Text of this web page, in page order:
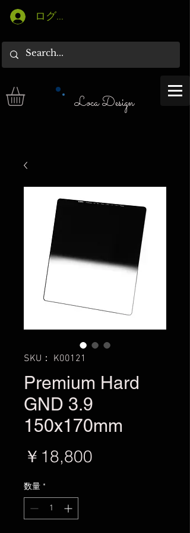
ログイン
Loca Design
SKU： K00121
Premium Hard
GND 3.9
150x170mm
￥18,800
数量 *